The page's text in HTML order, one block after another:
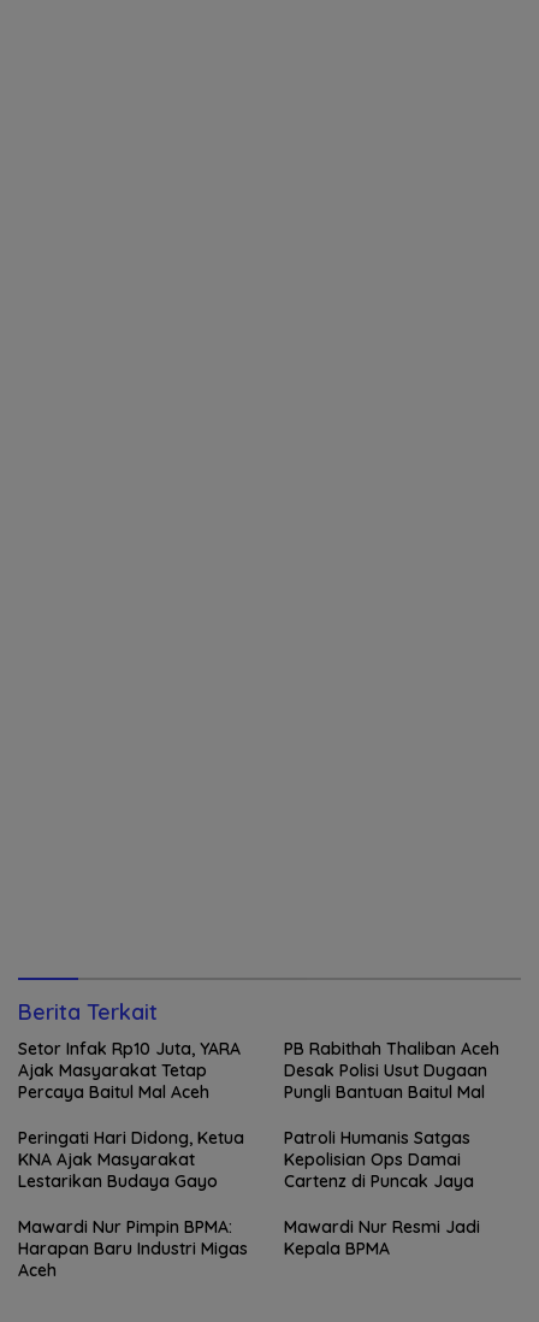
Berita Terkait
Setor Infak Rp10 Juta, YARA
Ajak Masyarakat Tetap
Percaya Baitul Mal Aceh
PB Rabithah Thaliban Aceh
Desak Polisi Usut Dugaan
Pungli Bantuan Baitul Mal
Peringati Hari Didong, Ketua
KNA Ajak Masyarakat
Lestarikan Budaya Gayo
Patroli Humanis Satgas
Kepolisian Ops Damai
Cartenz di Puncak Jaya
Mawardi Nur Pimpin BPMA:
Harapan Baru Industri Migas
Aceh
Mawardi Nur Resmi Jadi
Kepala BPMA